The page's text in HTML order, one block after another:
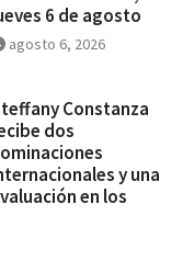
6 de agosto
agosto 6, 2026
Constanza
dos
y una
en los